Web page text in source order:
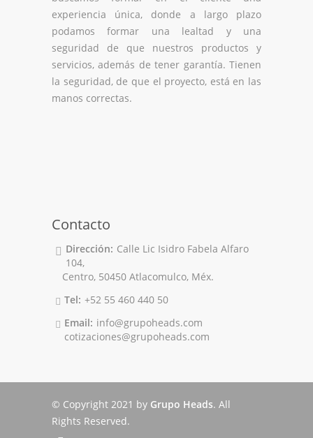
experiencia única, donde a largo plazo
podamos formar una lealtad y una
seguridad de que nuestros productos y
servicios, además de tener garantía. Tienen
la seguridad, de que el proyecto, está en las
manos correctas.
Contacto
Dirección: Calle Lic Isidro Fabela Alfaro
104,
Centro, 50450 Atlacomulco, Méx.
Tel: +52 55 460 440 50
Email: info@grupoheads.com
cotizaciones@grupoheads.com
© Copyright 2021 by Grupo Heads. All
Rights Reserved.